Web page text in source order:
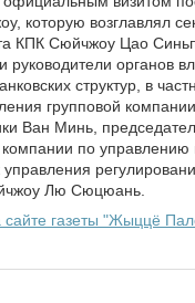
которую возглавлял
КПК Сюйчжоу Цао
руководители органов
структур, в
групповой
Ван Минь,
по управлению
Лю Сюцюань.
сайте газеты "Жыццё